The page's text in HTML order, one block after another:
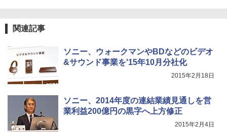
関連記事
ソニー、ウォークマンやBDなどのビデオ
&サウンド事業を'15年10月分社化
2015年2月18日
ソニー、2014年度の連結業績見通しを営
業利益200億円の黒字へ上方修正
2015年2月4日